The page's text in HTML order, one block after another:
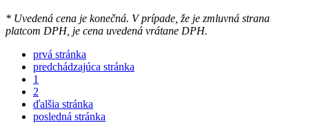
* Uvedená cena je konečná. V prípade, že je zmluvná strana
platcom DPH, je cena uvedená vrátane DPH.
prvá stránka
predchádzajúca stránka
1
2
ďalšia stránka
posledná stránka